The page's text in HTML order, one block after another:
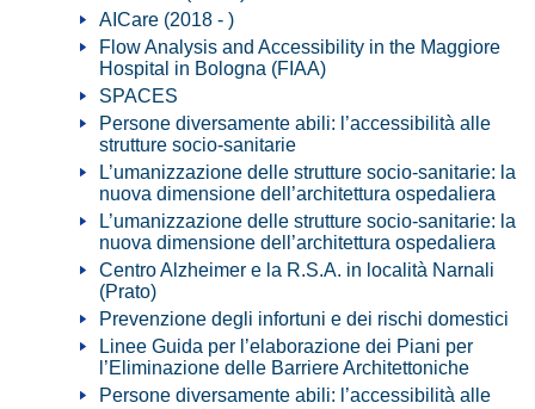
AICare (2018 - )
Flow Analysis and Accessibility in the Maggiore
Hospital in Bologna (FIAA)
SPACES
Persone diversamente abili: l’accessibilità alle
strutture socio-sanitarie
L’umanizzazione delle strutture socio-sanitarie: la
nuova dimensione dell’architettura ospedaliera
L’umanizzazione delle strutture socio-sanitarie: la
nuova dimensione dell’architettura ospedaliera
Centro Alzheimer e la R.S.A. in località Narnali
(Prato)
Prevenzione degli infortuni e dei rischi domestici
Linee Guida per l’elaborazione dei Piani per
l’Eliminazione delle Barriere Architettoniche
Persone diversamente abili: l’accessibilità alle